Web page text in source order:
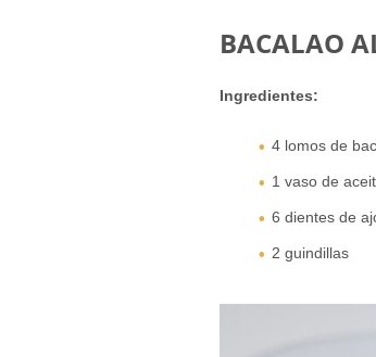
BACALAO
Ingredientes:
4 lomos de
1 vaso de
6 dientes de
2 guindillas